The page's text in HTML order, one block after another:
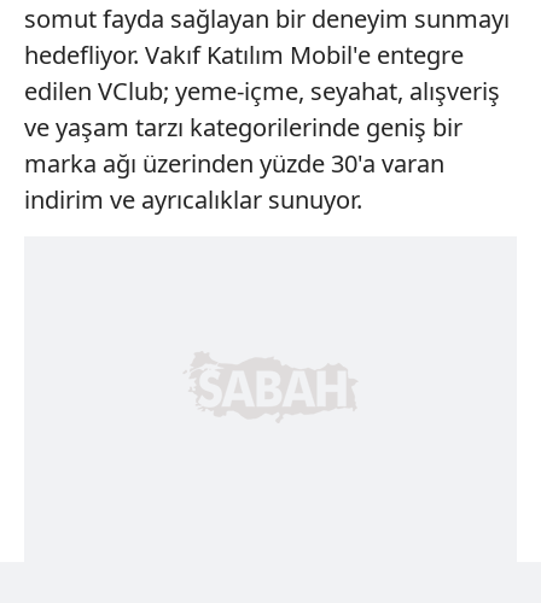
somut fayda sağlayan bir deneyim sunmayı
hedefliyor. Vakıf Katılım Mobil'e entegre
edilen VClub; yeme-içme, seyahat, alışveriş
ve yaşam tarzı kategorilerinde geniş bir
marka ağı üzerinden yüzde 30'a varan
indirim ve ayrıcalıklar sunuyor.